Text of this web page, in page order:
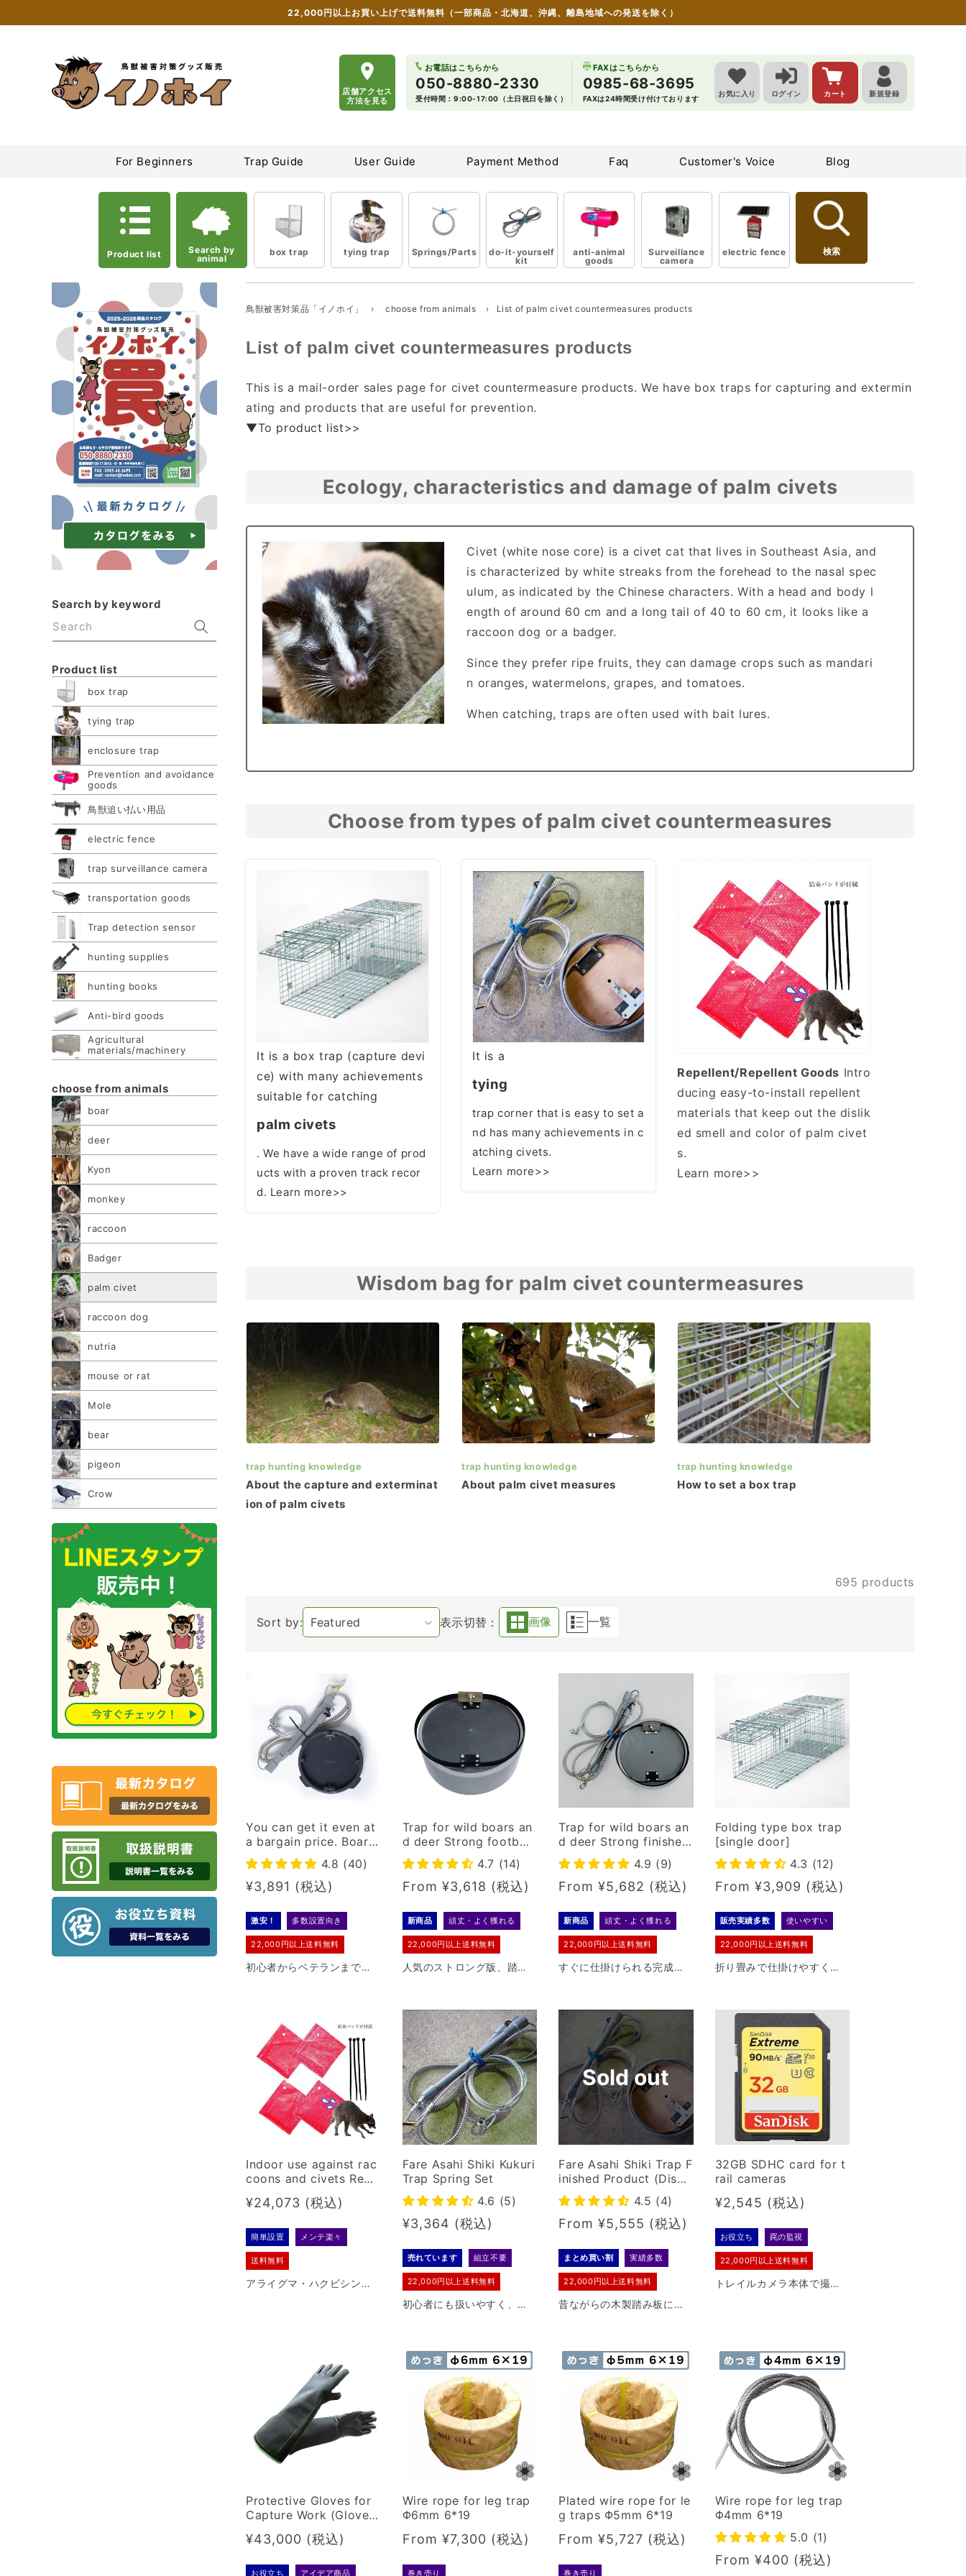
content
22,000円以上お買い上げで送料無料 （一部商品・北海道、沖縄、離島地域への発送を除く）
店舗アクセス
方法を見る
お電話はこちらから
050-8880-2330
受付時間：9:00-17:00（土日祝日を除く）
FAXはこちらから
0985-68-3695
FAXは24時間受け付けております
お気に入り ログイン カート 新規登録
For Beginners Trap Guide User Guide Payment Method Faq Customer's Voice Blog
Product list
Search by
animal
box trap tying trap Springs/Parts
do-it-yourself
kit
anti-animal
goods
Surveillance
camera
electric fence 検索
Search by keyword
Search
Product list
box trap
tying trap
enclosure trap
Prevention and avoidance
goods
鳥獣追い払い用品
electric fence
trap surveillance camera
transportation goods
Trap detection sensor
hunting supplies
hunting books
Anti-bird goods
Agricultural
materials/machinery
choose from animals
boar
deer
Kyon
monkey
raccoon
Badger
palm civet
raccoon dog
nutria
mouse or rat
Mole
bear
pigeon
Crow
鳥獣被害対策品「イノホイ」 › choose from animals › List of palm civet countermeasures products
C
l
l
List of palm civet countermeasures products
This is a mail-order sales page for civet countermeasure products. We have box traps for capturing and extermin
ating and products that are useful for prevention.
▼To product list>>
Ecology, characteristics and damage of palm civets
Civet (white nose core) is a civet cat that lives in Southeast Asia, and
is characterized by white streaks from the forehead to the nasal spec
ulum, as indicated by the Chinese characters. With a head and body l
ength of around 60 cm and a long tail of 40 to 60 cm, it looks like a
raccoon dog or a badger.
Since they prefer ripe fruits, they can damage crops such as mandari
n oranges, watermelons, grapes, and tomatoes.
When catching, traps are often used with bait lures.
Choose from types of palm civet countermeasures
It is a box trap (capture devi
ce) with many achievements
suitable for catching
palm civets
. We have a wide range of prod
ucts with a proven track recor
d. Learn more>>
It is a
tying
trap corner that is easy to set a
nd has many achievements in c
atching civets.
Learn more>>
Repellent/Repellent Goods Intro
ducing easy-to-install repellent
materials that keep out the dislik
ed smell and color of palm civet
s.
Learn more>>
Wisdom bag for palm civet countermeasures
trap hunting knowledge
About the capture and exterminat
ion of palm civets
trap hunting knowledge
About palm civet measures
trap hunting knowledge
How to set a box trap
695 products
Sort by: 表示切替： 画像 一覧
You can get it even at
a bargain price. Boar h
oihoi tread for tying tr
aps finished product
4.8 (40)
Regular
¥3,891
激安！ 多数設置向き
22,000円以上送料無料
初心者からベテランまで、
です。届いてすぐに仕掛け
られます。
Trap for wild boars an
d deer Strong footboa
rd + pedestal set
4.7 (14)
Regular
From ¥3,618
新商品 頑丈・よく獲れる
22,000円以上送料無料
人気のストロング版、踏み
をPVCにし、雨・雪に強く
強度を上げたモデルです。
Trap for wild boars an
d deer Strong finished
product
4.9 (9)
Regular
From ¥5,682
新商品 頑丈・よく獲れる
22,000円以上送料無料
すぐに仕掛けられる完成品
強く強度を上げたモデルで
Folding type box trap
[single door]
4.3 (12)
Regular
From ¥3,909
販売実績多数 使いやすい
22,000円以上送料無料
折り畳みで仕掛けやすく、
範囲も広いです。
Indoor use against rac
coons and civets Repe
s Patent No. 4994408
Regular
¥24,073
簡単設置 メンテ楽々
送料無料
アライグマ・ハクビシンの
Fare Asahi Shiki Kukuri
Trap Spring Set
4.6 (5)
Regular
¥3,364
売れています 組立不要
22,000円以上送料無料
初心者にも扱いやすく、女
スで製作した組立済のスプ
リングセットです。
Sold out
Fare Asahi Shiki Trap F
inished Product (Disco
unt sale limited to 100
M size per product)
4.5 (4)
Regular
From ¥5,555
まとめ買い割 実績多数
22,000円以上送料無料
昔ながらの木製踏み板に金
方でも簡単に仕掛けられま
32GB SDHC card for t
rail cameras
Regular
¥2,545
お役立ち 罠の監視
22,000円以上送料無料
トレイルカメラ本体で撮影
Protective Gloves for
Capture Work (Gloves
for capturing animals)
Regular
¥43,000
お役立ち アイデア商品
Wire rope for leg trap
Φ6mm 6*19
Regular
From ¥7,300
巻き売り
Plated wire rope for le
g traps Φ5mm 6*19
Regular
From ¥5,727
巻き売り
Wire rope for leg trap
Φ4mm 6*19
5.0 (1)
Regular
From ¥400